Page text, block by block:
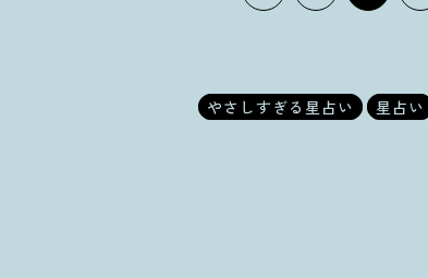
やさしすぎる星占い 星占い